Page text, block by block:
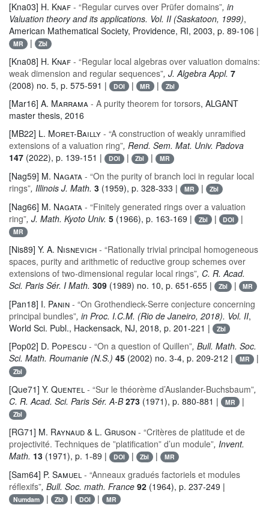
[Kna03] H. Knaf - “Regular curves over Prüfer domains”, in
Valuation theory and its applications. Vol. II (Saskatoon, 1999),
American Mathematical Society, Providence, RI, 2003, p. 89-106 |
MR | Zbl
[Kna08] H. Knaf - “Regular local algebras over valuation domains:
weak dimension and regular sequences”, J. Algebra Appl. 7
(2008) no. 5, p. 575-591 |
DOI | MR | Zbl
[Mar16] A. Marrama - A purity theorem for torsors, ALGANT
master thesis, 2016
[MB22] L. Moret-Bailly - “A construction of weakly unramified
extensions of a valuation ring”, Rend. Sem. Mat. Univ. Padova
147 (2022), p. 139-151 | DOI | Zbl | MR
[Nag59] M. Nagata - “On the purity of branch loci in regular local
rings”, Illinois J. Math. 3 (1959), p. 328-333 | MR | Zbl
[Nag66] M. Nagata - “Finitely generated rings over a valuation
ring”, J. Math. Kyoto Univ. 5 (1966), p. 163-169 | Zbl | DOI |
MR
[Nis89] Y. A. Nisnevich - “Rationally trivial principal homogeneous
spaces, purity and arithmetic of reductive group schemes over
extensions of two-dimensional regular local rings”, C. R. Acad.
Sci. Paris Sér. I Math. 309 (1989) no. 10, p. 651-655 | Zbl | MR
[Pan18] I. Panin - “On Grothendieck-Serre conjecture concerning
principal bundles”, in Proc. I.C.M. (Rio de Janeiro, 2018). Vol. II,
World Sci. Publ., Hackensack, NJ, 2018, p. 201-221 |
Zbl
[Pop02] D. Popescu - “On a question of Quillen”, Bull. Math. Soc.
Sci. Math. Roumanie (N.S.) 45 (2002) no. 3-4, p. 209-212 | MR |
Zbl
[Que71] Y. Quentel - “Sur le théorème d’Auslander-Buchsbaum”,
C. R. Acad. Sci. Paris Sér. A-B273 (1971), p. 880-881 | MR |
Zbl
[RG71] M. Raynaud & L. Gruson - “Critères de platitude et de
projectivité. Techniques de ”platification” d’un module”, Invent.
Math. 13 (1971), p. 1-89 | DOI | Zbl | MR
[Sam64] P. Samuel - “Anneaux gradués factoriels et modules
réflexifs”, Bull. Soc. math. France 92 (1964), p. 237-249 |
Numdam | Zbl | DOI | MR